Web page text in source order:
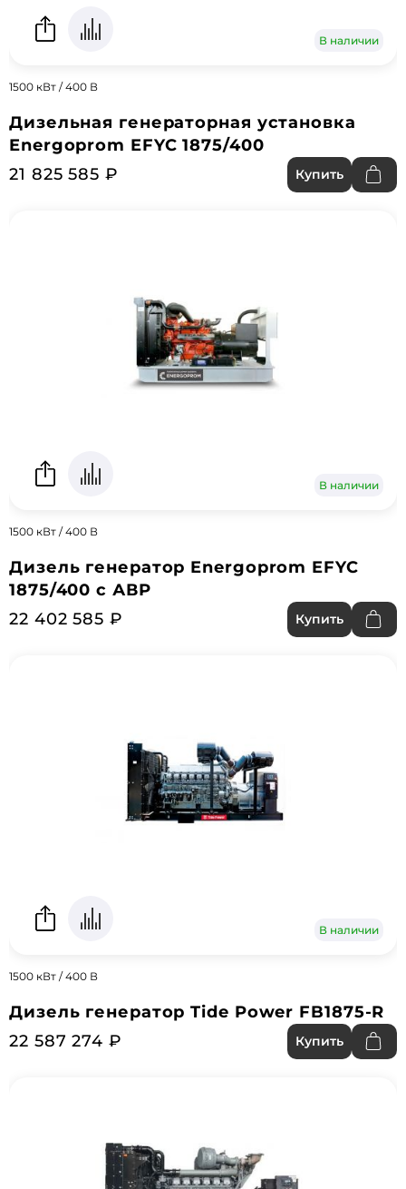
В наличии
1500 кВт / 400 В
Дизельная генераторная установка
Energoprom EFYC 1875/400
21 825 585 ₽
Купить
В наличии
1500 кВт / 400 В
Дизель генератор Energoprom EFYC
1875/400 с АВР
22 402 585 ₽
Купить
В наличии
1500 кВт / 400 В
Дизель генератор Tide Power FB1875-R
22 587 274 ₽
Купить